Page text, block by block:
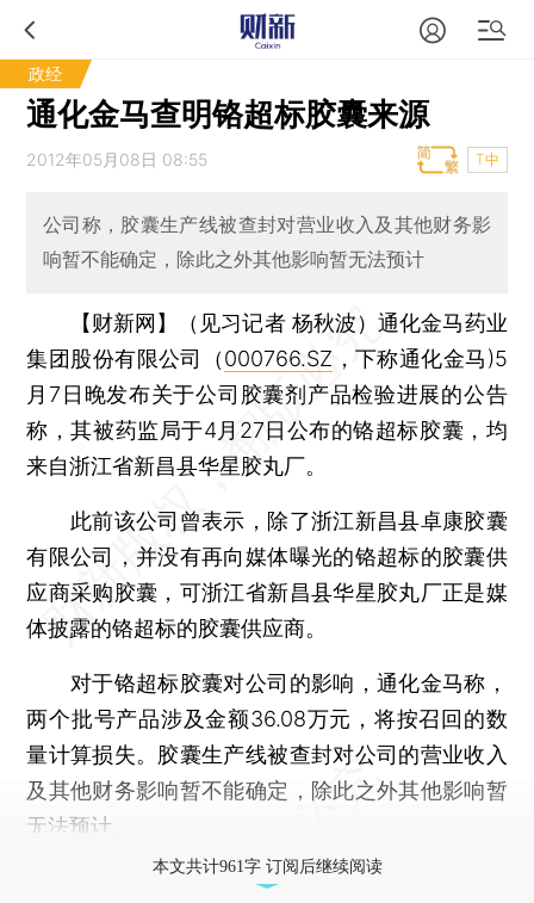
政经
通化金马查明铬超标胶囊来源
2012年05月08日 08:55 T中
公司称，胶囊生产线被查封对营业收入及其他财务影
响暂不能确定，除此之外其他影响暂无法预计
【财新网】（见习记者 杨秋波）通化金马药业
集团股份有限公司（000766.SZ ，下称通化金马)5
月7日晚发布关于公司胶囊剂产品检验进展的公告
称，其被药监局于4月27日公布的铬超标胶囊，均
来自浙江省新昌县华星胶丸厂。
此前该公司曾表示，除了浙江新昌县卓康胶囊
有限公司，并没有再向媒体曝光的铬超标的胶囊供
应商采购胶囊，可浙江省新昌县华星胶丸厂正是媒
体披露的铬超标的胶囊供应商。
对于铬超标胶囊对公司的影响，通化金马称，
两个批号产品涉及金额36.08万元，将按召回的数
量计算损失。胶囊生产线被查封对公司的营业收入
及其他财务影响暂不能确定，除此之外其他影响暂
无法预计。
本文共计961字 订阅后继续阅读